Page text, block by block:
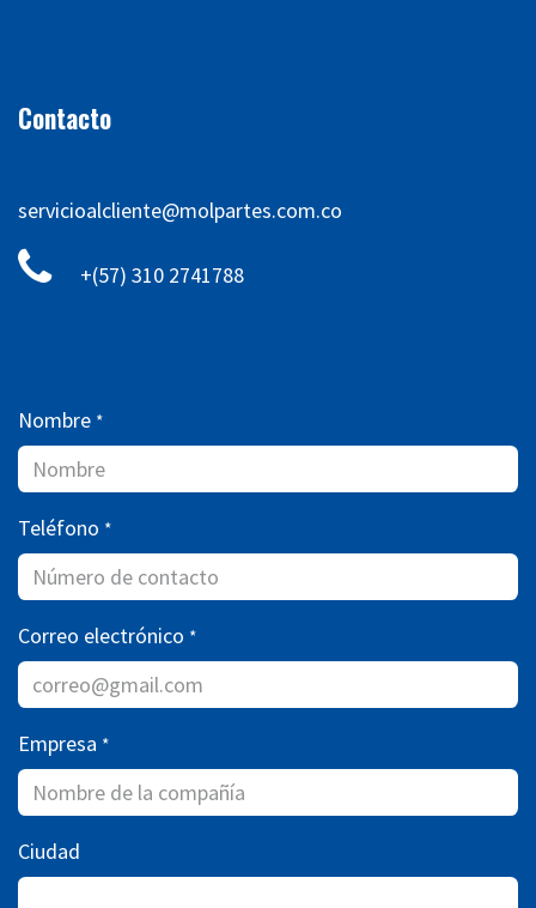
Contacto
servicioalcliente@molpartes.com.co
+(57) 310 2741788
Nombre *
Teléfono *
Correo electrónico *
Empresa *
Ciudad